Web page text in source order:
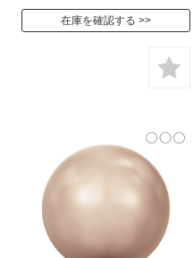
在庫を確認する